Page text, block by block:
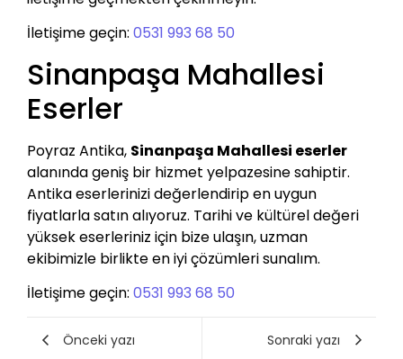
İletişime geçin: 0531 993 68 50
Sinanpaşa Mahallesi
Eserler
Poyraz Antika, Sinanpaşa Mahallesi eserler
alanında geniş bir hizmet yelpazesine sahiptir.
Antika eserlerinizi değerlendirip en uygun
fiyatlarla satın alıyoruz. Tarihi ve kültürel değeri
yüksek eserleriniz için bize ulaşın, uzman
ekibimizle birlikte en iyi çözümleri sunalım.
İletişime geçin: 0531 993 68 50
Önceki yazı Sonraki yazı